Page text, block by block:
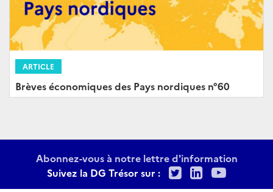
ARTICLE
Brèves économiques des Pays nordiques n°60
Abonnez-vous à notre lettre d'information
Suivez la DG Trésor sur :
TwitterLinkedIn